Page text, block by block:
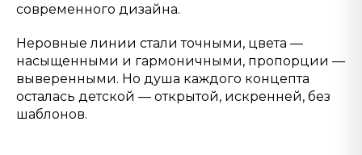
современного дизайна.
Неровные линии стали точными, цвета —
насыщенными и гармоничными, пропорции —
выверенными. Но душа каждого концепта
осталась детской — открытой, искренней, без
шаблонов.